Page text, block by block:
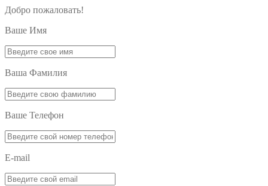
Добро пожаловать!
Ваше Имя
Ваша Фамилия
Ваше Телефон
E-mail